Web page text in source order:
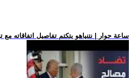
.. ساعة حوار | نتنياهو يتكتم تفاصيل اتفاقاته